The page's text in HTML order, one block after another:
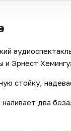
и Эрнест
стойку,
два